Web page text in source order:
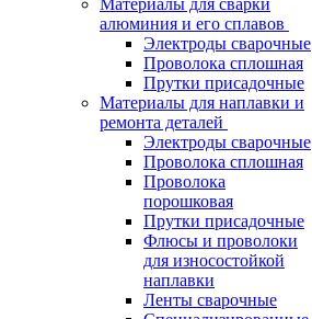
Материалы для сварки
алюминия и его сплавов
Электроды сварочные
Проволока сплошная
Прутки присадочные
Материалы для наплавки и
ремонта деталей
Электроды сварочные
Проволока сплошная
Проволока
порошковая
Прутки присадочные
Флюсы и проволоки
для износостойкой
наплавки
Ленты сварочные